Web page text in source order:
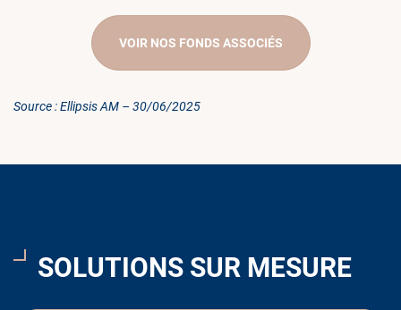
VOIR NOS FONDS ASSOCIÉS
Source : Ellipsis AM – 30/06/2025
SOLUTIONS SUR MESURE